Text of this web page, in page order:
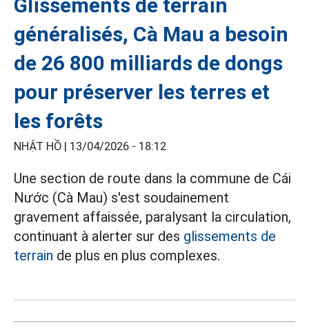
Glissements de terrain
généralisés, Cà Mau a besoin
de 26 800 milliards de dongs
pour préserver les terres et
les forêts
NHẬT HỒ | 13/04/2026 - 18:12
Une section de route dans la commune de Cái
Nước (Cà Mau) s'est soudainement
gravement affaissée, paralysant la circulation,
continuant à alerter sur des glissements de
terrain de plus en plus complexes.